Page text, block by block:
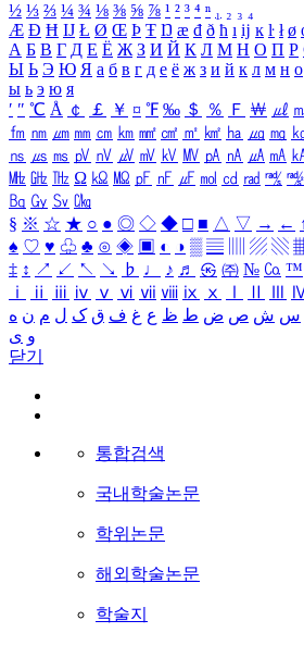
½ ⅓ ⅔ ¼ ¾ ⅛ ⅜ ⅝ ⅞ ¹ ² ³ ⁴ ⁿ ₁ ₂ ₃ ₄
Æ Ð Ħ Ĳ Ł Ø Œ Þ Ŧ Ŋ æ đ ð ħ ı ĳ ĸ ŀ ł ø
А Б В Г Д Е Ё Ж З И Й К Л М Н О П Р
Ы Ь Э Ю Я а б в г д е ё ж з и й к л м н о
ы ь э ю я
′ ″ ℃ Å ￠ ￡ ￥ ¤ ℉ ‰ ＄ ％ Ｆ ￦ ㎕
㎙ ㎚ ㎛ ㎜ ㎝ ㎞ ㎟ ㎠ ㎡ ㎢ ㏊ ㎍ ㎎
㎱ ㎲ ㎳ ㎴ ㎵ ㎶ ㎷ ㎸ ㎹ ㎀ ㎁ ㎂ ㎃
㎒ ㎓ ㎔ Ω ㏀ ㏁ ㎊ ㎋ ㎌ ㏖ ㏅ ㎭ ㎮ ㎯
㏃ ㏉ ㏜ ㏆
§ ※ ☆ ★ ○ ● ◎ ◇ ◆ □ ■ △ ▽ → ←
♠ ♡ ♥ ♧ ♣ ⊙ ◈ ▣ ◐ ◑ ▒ ▤ ▨ ▧
‡ ↕ ↗ ↙ ↖ ↘ ♭ ♩ ♪ ♬ ㉿ ㈜ № ㏇ ™
ⅰ
ⅱ ⅲ ⅳ ⅴ ⅵ ⅶ ⅷ ⅸ ⅹ
س ش ص ض ط ظ ع غ ف ق ک ل م ن ه
و ی
닫기
통합검색
국내학술논문
학위논문
해외학술논문
학술지